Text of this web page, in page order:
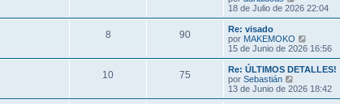
a
j
e
m
e
a
j
e
t
o
m
e
s
a
j
e
r
t
m
o
m
e
18 de Julio de 2026 22:04
8 90
Re: visado
por MAKEMOKO
e
r
ú
t
15 de Junio de 2026 16:56
10 75
Re: ÚLTIMOS DETALLES!
por Sebastián
e
r
13 de Junio de 2026 18:42